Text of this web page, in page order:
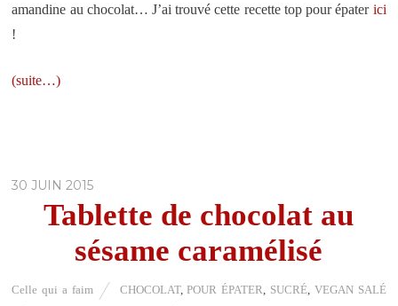
amandine au chocolat… J’ai trouvé cette recette top pour épater ici
!
(suite…)
30 JUIN 2015
Tablette de chocolat au
sésame caramélisé
Celle qui a faim CHOCOLAT,POUR ÉPATER SUCRÉ VEGAN SALÉ